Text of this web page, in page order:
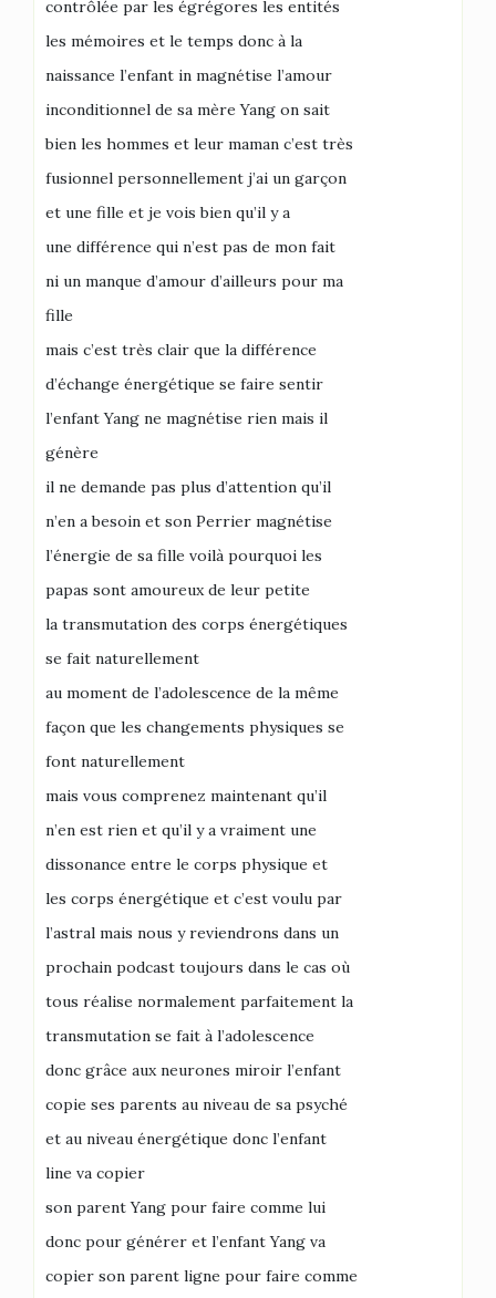
contrôlée par les égrégores les entités
les mémoires et le temps donc à la
naissance l’enfant in magnétise l’amour
inconditionnel de sa mère Yang on sait
bien les hommes et leur maman c’est très
fusionnel personnellement j’ai un garçon
et une fille et je vois bien qu’il y a
une différence qui n’est pas de mon fait
ni un manque d’amour d’ailleurs pour ma
fille
mais c’est très clair que la différence
d’échange énergétique se faire sentir
l’enfant Yang ne magnétise rien mais il
génère
il ne demande pas plus d’attention qu’il
n’en a besoin et son Perrier magnétise
l’énergie de sa fille voilà pourquoi les
papas sont amoureux de leur petite
la transmutation des corps énergétiques
se fait naturellement
au moment de l’adolescence de la même
façon que les changements physiques se
font naturellement
mais vous comprenez maintenant qu’il
n’en est rien et qu’il y a vraiment une
dissonance entre le corps physique et
les corps énergétique et c’est voulu par
l’astral mais nous y reviendrons dans un
prochain podcast toujours dans le cas où
tous réalise normalement parfaitement la
transmutation se fait à l’adolescence
donc grâce aux neurones miroir l’enfant
copie ses parents au niveau de sa psyché
et au niveau énergétique donc l’enfant
line va copier
son parent Yang pour faire comme lui
donc pour générer et l’enfant Yang va
copier son parent ligne pour faire comme